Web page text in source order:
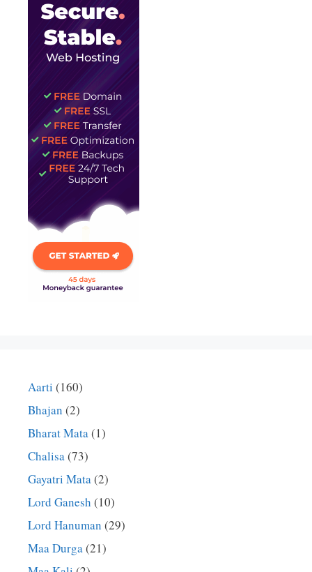
Aarti (160)
Bhajan (2)
Bharat Mata(1)
Chalisa(73)
Gayatri Mata(2)
Lord Ganesh (10)
Lord Hanuman (29)
Maa Durga(21)